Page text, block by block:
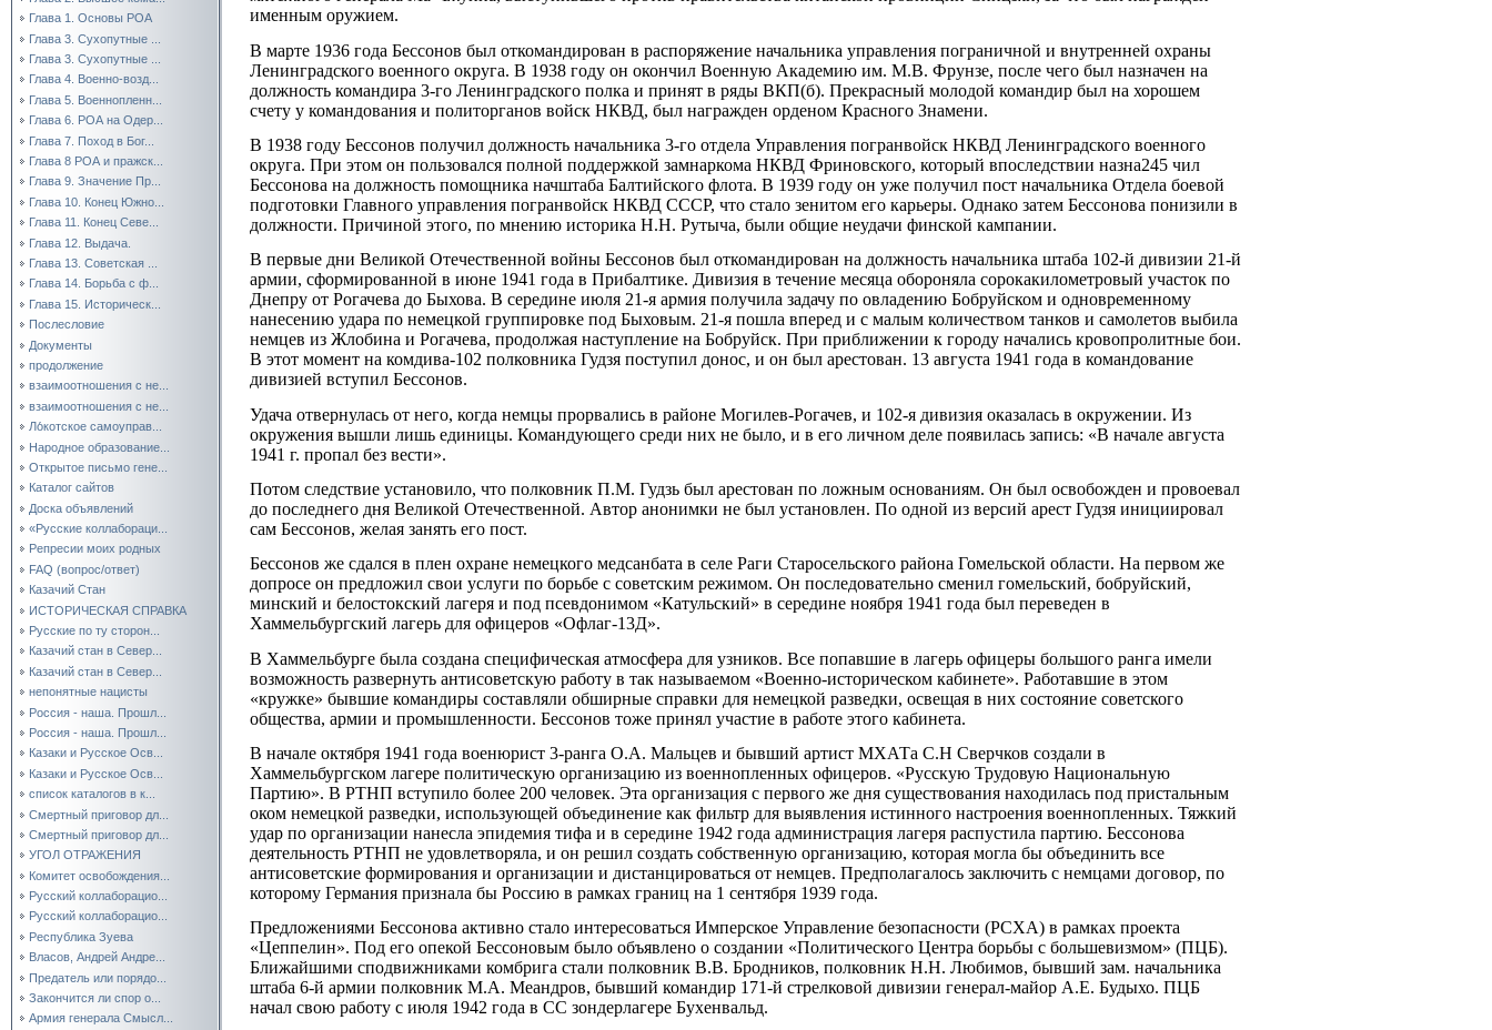
Глава 1. Основы РОА
Глава 3. Сухопутные ...
Глава 3. Сухопутные ...
Глава 4. Военно-возд...
Глава 5. Военнопленн...
Глава 6. РОА на Одер...
Глава 7. Поход в Бог...
Глава 8 РОА и пражск...
Глава 9. Значение Пр...
Глава 10. Конец Южно...
Глава 11. Конец Севе...
Глава 12. Выдача.
Глава 13. Советская ...
Глава 14. Борьба с ф...
Глава 15. Историческ...
Послесловие
Документы
продолжение
взаимоотношения с не...
взаимоотношения с не...
Ло́котское самоуправ...
Народное образование...
Открытое письмо гене...
Каталог сайтов
Доска объявлений
«Русские коллабораци...
Репресии моих родных
FAQ (вопрос/ответ)
Казачий Стан
ИСТОРИЧЕСКАЯ СПРАВКА
Русские по ту сторон...
Казачий стан в Север...
Казачий стан в Север...
непонятные нацисты
Россия - наша. Прошл...
Россия - наша. Прошл...
Казаки и Русское Осв...
Казаки и Русское Осв...
список каталогов в к...
Смертный приговор дл...
Смертный приговор дл...
УГОЛ ОТРАЖЕНИЯ
Комитет освобождения...
Русский коллаборацио...
Русский коллаборацио...
Республика Зуева
Власов, Андрей Андре...
Предатель или порядо...
Закончится ли спор о...
Армия генерала Смысл...
именным оружием.
В марте 1936 года Бессонов был откомандирован в распоряжение начальника управления пограничной и внутренней охраны
Ленинградского военного округа. В 1938 году он окончил Военную Академию им. М.В. Фрунзе, после чего был назначен на
должность командира 3-го Ленинградского полка и принят в ряды ВКП(б). Прекрасный молодой командир был на хорошем
счету у командования и политорганов войск НКВД, был награжден орденом Красного Знамени.
В 1938 году Бессонов получил должность начальника 3-го отдела Управления погранвойск НКВД Ленинградского военного
округа. При этом он пользовался полной поддержкой замнаркома НКВД Фриновского, который впоследствии назна245 чил
Бессонова на должность помощника начштаба Балтийского флота. В 1939 году он уже получил пост начальника Отдела боевой
подготовки Главного управления погранвойск НКВД СССР, что стало зенитом его карьеры. Однако затем Бессонова понизили в
должности. Причиной этого, по мнению историка Н.Н. Рутыча, были общие неудачи финской кампании.
В первые дни Великой Отечественной войны Бессонов был откомандирован на должность начальника штаба 102-й дивизии 21-й
армии, сформированной в июне 1941 года в Прибалтике. Дивизия в течение месяца обороняла сорокакилометровый участок по
Днепру от Рогачева до Быхова. В середине июля 21-я армия получила задачу по овладению Бобруйском и одновременному
нанесению удара по немецкой группировке под Быховым. 21-я пошла вперед и с малым количеством танков и самолетов выбила
немцев из Жлобина и Рогачева, продолжая наступление на Бобруйск. При приближении к городу начались кровопролитные бои.
В этот момент на комдива-102 полковника Гудзя поступил донос, и он был арестован. 13 августа 1941 года в командование
дивизией вступил Бессонов.
Удача отвернулась от него, когда немцы прорвались в районе Могилев-Рогачев, и 102-я дивизия оказалась в окружении. Из
окружения вышли лишь единицы. Командующего среди них не было, и в его личном деле появилась запись: «В начале августа
1941 г. пропал без вести».
Потом следствие установило, что полковник П.М. Гудзь был арестован по ложным основаниям. Он был освобожден и провоевал
до последнего дня Великой Отечественной. Автор анонимки не был установлен. По одной из версий арест Гудзя инициировал
сам Бессонов, желая занять его пост.
Бессонов же сдался в плен охране немецкого медсанбата в селе Раги Старосельского района Гомельской области. На первом же
допросе он предложил свои услуги по борьбе с советским режимом. Он последовательно сменил гомельский, бобруйский,
минский и белостокский лагеря и под псевдонимом «Катульский» в середине ноября 1941 года был переведен в
Хаммельбургский лагерь для офицеров «Офлаг-13Д».
В Хаммельбурге была создана специфическая атмосфера для узников. Все попавшие в лагерь офицеры большого ранга имели
возможность развернуть антисоветскую работу в так называемом «Военно-историческом кабинете». Работавшие в этом
«кружке» бывшие командиры составляли обширные справки для немецкой разведки, освещая в них состояние советского
общества, армии и промышленности. Бессонов тоже принял участие в работе этого кабинета.
В начале октября 1941 года военюрист 3-ранга О.А. Мальцев и бывший артист МХАТа С.Н Сверчков создали в
Хаммельбургском лагере политическую организацию из военнопленных офицеров. «Русскую Трудовую Национальную
Партию». В РТНП вступило более 200 человек. Эта организация с первого же дня существования находилась под пристальным
оком немецкой разведки, использующей объединение как фильтр для выявления истинного настроения военнопленных. Тяжкий
удар по организации нанесла эпидемия тифа и в середине 1942 года администрация лагеря распустила партию. Бессонова
деятельность РТНП не удовлетворяла, и он решил создать собственную организацию, которая могла бы объединить все
антисоветские формирования и организации и дистанцироваться от немцев. Предполагалось заключить с немцами договор, по
которому Германия признала бы Россию в рамках границ на 1 сентября 1939 года.
Предложениями Бессонова активно стало интересоваться Имперское Управление безопасности (РСХА) в рамках проекта
«Цеппелин». Под его опекой Бессоновым было объявлено о создании «Политического Центра борьбы с большевизмом» (ПЦБ).
Ближайшими сподвижниками комбрига стали полковник В.В. Бродников, полковник Н.Н. Любимов, бывший зам. начальника
штаба 6-й армии полковник М.А. Меандров, бывший командир 171-й стрелковой дивизии генерал-майор А.Е. Будыхо. ПЦБ
начал свою работу с июля 1942 года в СС зондерлагере Бухенвальд.